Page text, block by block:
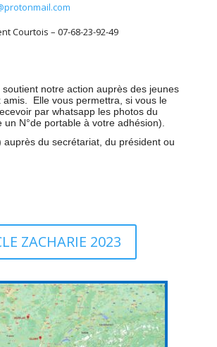
Courtois – 07-68-23-92-49
soutient notre action auprès des jeunes
amis. Elle vous permettra, si vous le
par whatsapp les photos du
un N°de portable à votre adhésion).
auprès du secrétariat, du président ou
ZACHARIE 2023